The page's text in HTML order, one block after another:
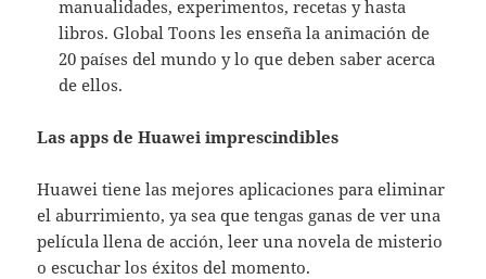
manualidades, experimentos, recetas y hasta
libros. Global Toons les enseña la animación de
20 países del mundo y lo que deben saber acerca
de ellos.
Las apps de Huawei imprescindibles
Huawei tiene las mejores aplicaciones para eliminar
el aburrimiento, ya sea que tengas ganas de ver una
película llena de acción, leer una novela de misterio
o escuchar los éxitos del momento.